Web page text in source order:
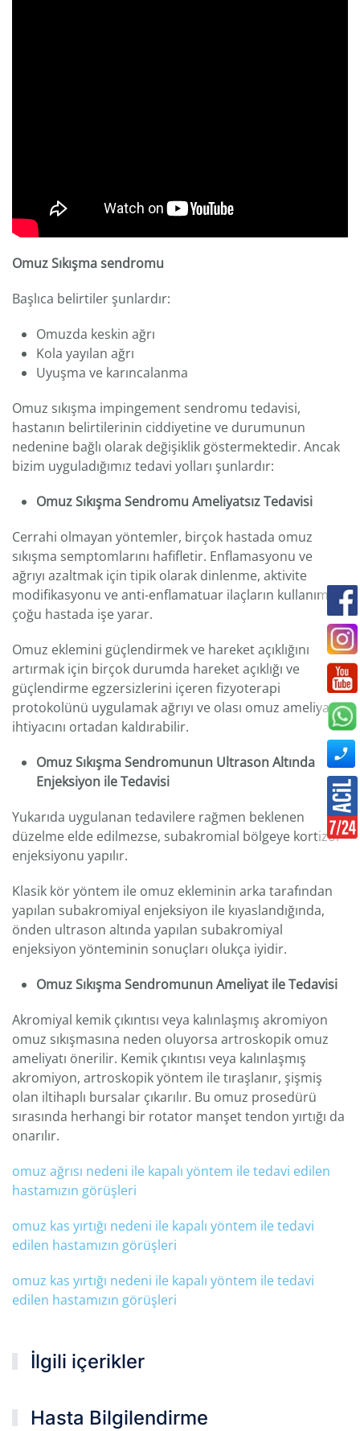
Omuz Sıkışma sendromu
Başlıca belirtiler şunlardır:
Omuzda keskin ağrı
Kola yayılan ağrı
Uyuşma ve karıncalanma
Omuz sıkışma impingement sendromu tedavisi,
hastanın belirtilerinin ciddiyetine ve durumunun
nedenine bağlı olarak değişiklik göstermektedir. Ancak
bizim uyguladığımız tedavi yolları şunlardır:
Omuz Sıkışma Sendromu Ameliyatsız Tedavisi
Cerrahi olmayan yöntemler, birçok hastada omuz
sıkışma semptomlarını hafifletir. Enflamasyonu ve
ağrıyı azaltmak için tipik olarak dinlenme, aktivite
modifikasyonu ve anti-enflamatuar ilaçların kullanımı
çoğu hastada işe yarar.
Omuz eklemini güçlendirmek ve hareket açıklığını
artırmak için birçok durumda hareket açıklığı ve
güçlendirme egzersizlerini içeren fizyoterapi
protokolünü uygulamak ağrıyı ve olası omuz ameliyatı
ihtiyacını ortadan kaldırabilir.
Omuz Sıkışma Sendromunun Ultrason Altında
Enjeksiyon ile Tedavisi
Yukarıda uygulanan tedavilere rağmen beklenen
düzelme elde edilmezse, subakromial bölgeye kortizol
enjeksiyonu yapılır.
Klasik kör yöntem ile omuz ekleminin arka tarafından
yapılan subakromiyal enjeksiyon ile kıyaslandığında,
önden ultrason altında yapılan subakromiyal
enjeksiyon yönteminin sonuçları olukça iyidir.
Omuz Sıkışma Sendromunun Ameliyat ile Tedavisi
Akromiyal kemik çıkıntısı veya kalınlaşmış akromiyon
omuz sıkışmasına neden oluyorsa artroskopik omuz
ameliyatı önerilir. Kemik çıkıntısı veya kalınlaşmış
akromiyon, artroskopik yöntem ile tıraşlanır, şişmiş
olan iltihaplı bursalar çıkarılır. Bu omuz prosedürü
sırasında herhangi bir rotator manşet tendon yırtığı da
onarılır.
omuz ağrısı nedeni ile kapalı yöntem ile tedavi edilen
hastamızın görüşleri
omuz kas yırtığı nedeni ile kapalı yöntem ile tedavi
edilen hastamızın görüşleri
omuz kas yırtığı nedeni ile kapalı yöntem ile tedavi
edilen hastamızın görüşleri
İlgili içerikler
Hasta Bilgilendirme